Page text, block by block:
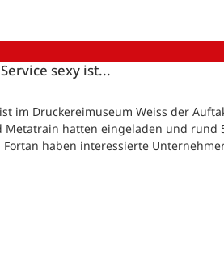
sexy ist...
im Druckereimuseum Weiss der
Metatrain hatten eingeladen und rund
haben interessierte